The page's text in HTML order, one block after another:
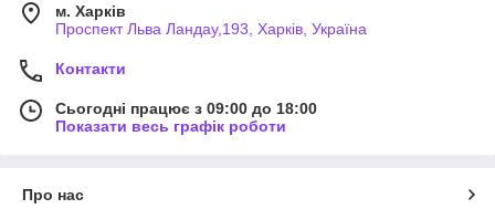
м. Харків
Проспект Льва Ландау,193, Харків, Україна
Контакти
Сьогодні працює з 09:00 до 18:00
Показати весь графік роботи
Про нас